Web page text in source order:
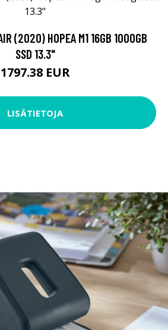
(2020) HOPEA M1 16GB 1000GB
SSD 13.3"
1797.38 EUR
LISÄTIETOJA